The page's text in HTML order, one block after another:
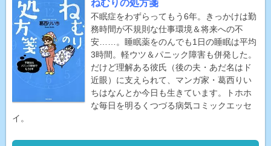
ねむりの処方箋
不眠症をわずらってもう6年。きっかけは勤
務時間が不規則な仕事環境＆将来への不
安……。睡眠薬をのんでも1日の睡眠は平均
3時間。軽ウツ＆パニック障害も併発した。
だけど理解ある彼氏（後の夫・あだ名はド
近眼）に支えられて、マンガ家・葛西りい
ちはなんとか今日も生きています。トホホ
な毎日を明るくつづる病気コミックエッセ
イ。